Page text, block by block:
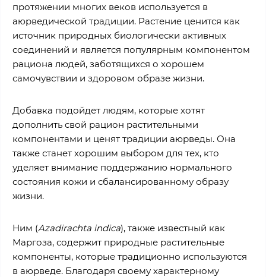
протяжении многих веков используется в
аюрведической традиции. Растение ценится как
источник природных биологически активных
соединений и является популярным компонентом
рациона людей, заботящихся о хорошем
самочувствии и здоровом образе жизни.
Добавка подойдет людям, которые хотят
дополнить свой рацион растительными
компонентами и ценят традиции аюрведы. Она
также станет хорошим выбором для тех, кто
уделяет внимание поддержанию нормального
состояния кожи и сбалансированному образу
жизни.
Ним (Azadirachta indica), также известный как
Маргоза, содержит природные растительные
компоненты, которые традиционно используются
в аюрведе. Благодаря своему характерному